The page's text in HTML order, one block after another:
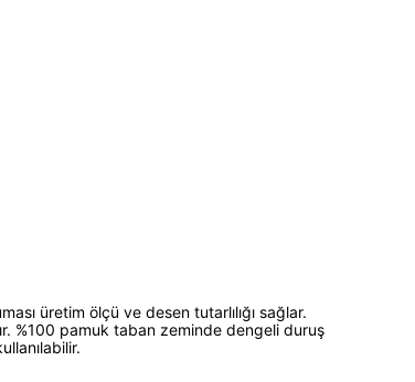
üretim ölçü ve desen tutarlılığı sağlar.
%100 pamuk taban zeminde dengeli duruş